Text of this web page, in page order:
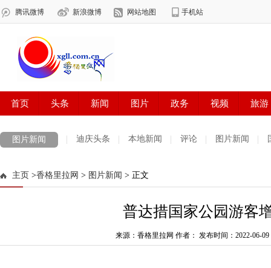
图片新闻 迪庆头条 本地新闻 评论 图片新闻
主页 >香格里拉网 > 图片新闻 > 正文
普达措国家公园游客
来源：香格里拉网 作者： 发布时间：2022-06-09